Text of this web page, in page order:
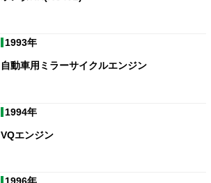
1993年
自動車用ミラーサイクルエンジン
1994年
VQエンジン